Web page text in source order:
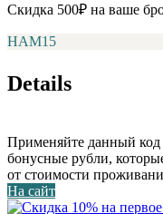
Скидка 500₽ на ваше
НАМ15
Details
Применяйте данный
бонусные рубли,
от стоимости
На сайт